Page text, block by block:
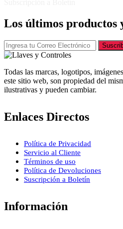
Los últimos productos
Todas las marcas, logotipos,
este sitio web, son propiedad del
ilustrativas y pueden cambiar.
Enlaces Directos
Política de Privacidad
Servicio al Cliente
Términos de uso
Política de Devoluciones
Suscripción a Boletín
Información